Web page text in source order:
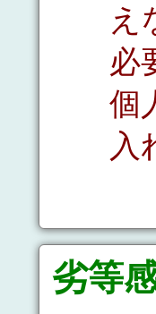
え
必
個
入
劣等